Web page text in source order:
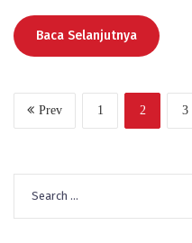
Baca Selanjutnya
Prev 1 2 3
for: